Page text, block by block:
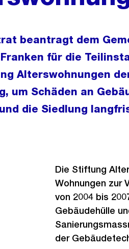
beantragt dem
für die
Alterswohnungen
um Schäden an
die Siedlung
Die Stiftung
Wohnungen zur
von 2004 bis
Gebäudehülle
der